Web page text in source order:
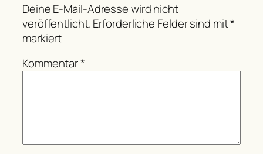
Deine E-Mail-Adresse wird nicht
veröffentlicht.Erforderliche Felder sind mit*
markiert
Kommentar*